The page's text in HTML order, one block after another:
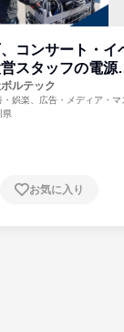
コンサート・イ
スタッフの電源
ルテック
・娯楽、広告・メディア・マ
ス・水道・エネルギー
県
お気に入り